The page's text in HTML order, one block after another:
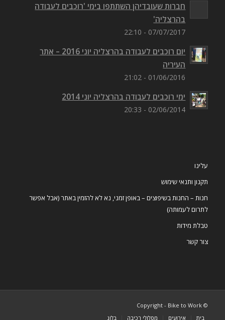
חברות שעובדיהן השתתפו בימי 'רוכבים לעבודה
בהרצליה'
07/07/2017 - 22:10
יום רוכבים לעבודה בהרצליה יוני 2016 – אתר
העיריה
01/06/2016 - 21:02
ימי רוכבים לעבודה בהרצליה יוני 2014
02/06/2014 - 20:33
עלינו
תקנון ותנאי שימוש
חנות – החנות בשיפוצים – באופן זמני, נא לא להזמין באתר (אבל אפשר
לתרום לעמותה)
טבלת מידות
צור קשר
© Copyright - Bike to Work
בית
אירועים מסלולי רכיבה בלוג